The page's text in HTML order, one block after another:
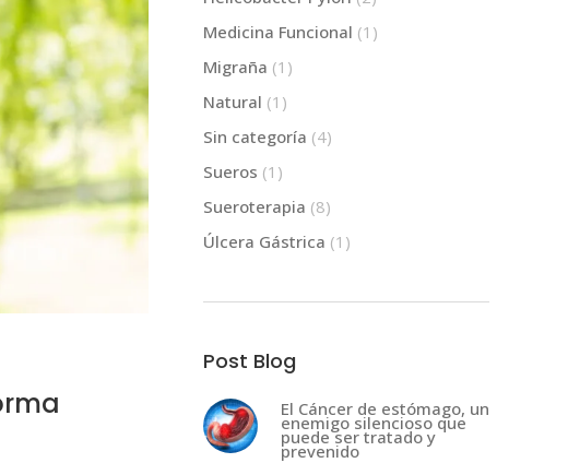
Medicina Funcional (1)
Migraña (1)
Natural (1)
Sin categoría (4)
Sueros (1)
Sueroterapia (8)
Úlcera Gástrica (1)
Post Blog
El Cáncer de estómago, un
enemigo silencioso que
puede ser tratado y
prevenido